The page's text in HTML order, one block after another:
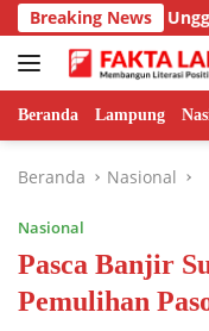
Langsung
ke
konten
Breaking News
Inovasi
Beranda Lampung
Beranda Nasional
Nasional
Pasca Banjir
Pemulihan